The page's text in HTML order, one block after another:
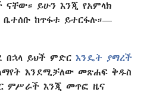
ይሁን እንጂ የአምላክ
ቤተሰቡ ከጥፋቱ ይተርፋሉ።—
በኋላ ይህች ምድር እንዴት ያማረች
እንደሚቻለው መጽሐፍ ቅዱስ
ምሥራች እንጂ መጥፎ ዜና